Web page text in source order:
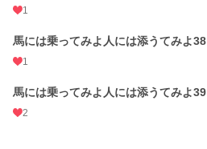
1
馬には乗ってみよ人には添うてみよ38
1
馬には乗ってみよ人には添うてみよ39
2